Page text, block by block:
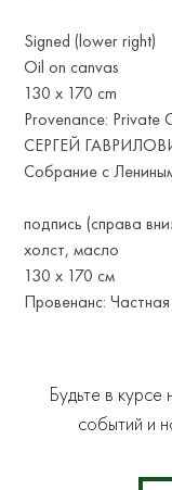
Signed (lower right)
Oil on canvas
130 x 170 cm
Provenance: Private
СЕРГЕЙ
Собрание с
подпись (справа
холст, масло
130 х 170 см
Провенанс:
Будьте в
событий и